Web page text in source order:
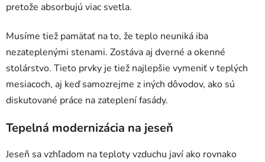
pretože absorbujú viac svetla.
Musíme tiež pamätať na to, že teplo neuniká iba
nezateplenými stenami. Zostáva aj dverné a okenné
stolárstvo. Tieto prvky je tiež najlepšie vymeniť v teplých
mesiacoch, aj keď samozrejme z iných dôvodov, ako sú
diskutované práce na zateplení fasády.
Tepelná modernizácia na jeseň
Jeseň sa vzhľadom na teploty vzduchu javí ako rovnako